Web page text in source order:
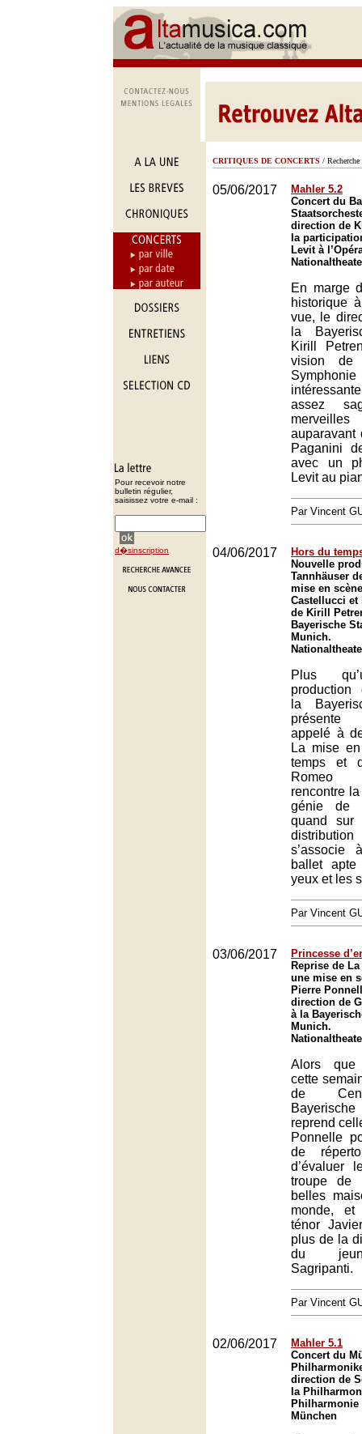
Pour recevoir notre
bulletin régulier,
saisissez votre e-mail :
d�sinscription
CRITIQUES DE CONCERTS / Recherche
05/06/2017
Mahler 5.2
Concert du
direction de
la
Levit à
En marge
historique
vue, le
la
Kirill
vision de
assez
auparavant
Paganini
avec un
Levit au
Par Vincent
04/06/2017
Hors du
Nouvelle
Tannhäuser
mise en
Castellucci
de Kirill
Bayerische
Munich.
Plus
production
la
présente
appelé à
La mise
temps et
Romeo
rencontre
génie de
quand sur
ballet
yeux et les
Par Vincent
03/06/2017
Princesse
Reprise de
une mise en
Pierre
direction de
à la
Munich.
Alors que
cette
de
reprend
Ponnelle
de
d’évaluer
troupe de
belles
monde,
ténor
plus de la
du
Sagripanti.
Par Vincent
02/06/2017
Mahler 5.1
Concert du
direction de
la
Philharmonie
München